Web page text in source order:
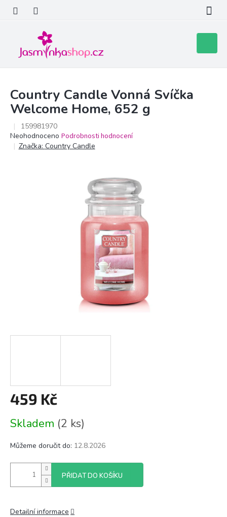
obsah
košík
Country Candle Vonná Svíčka
Welcome Home, 652 g
159981970
Průměrné
hodnocení
Neohodnoceno Podrobnosti hodnocení
Značka: Country Candle
459 Kč
cena:
Skladem (2 ks)
Můžeme doručit do: 12.8.2026
PŘIDAT DO KOŠÍKU
Detailní informace